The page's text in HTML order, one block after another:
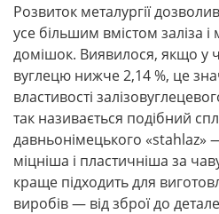
Розвиток металургії
усе більшим вмістом заліза
домішок. Виявилося, якщо у
вуглецю нижче 2,14 %, це
властивості
так називається подібний
давньонімецького «stahlaz»
міцніша і пластичніша за
краще підходить для
виробів — від зброї до